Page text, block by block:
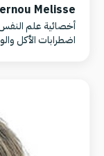
Melisse
أخصائية علم
اضطرابات الأكل